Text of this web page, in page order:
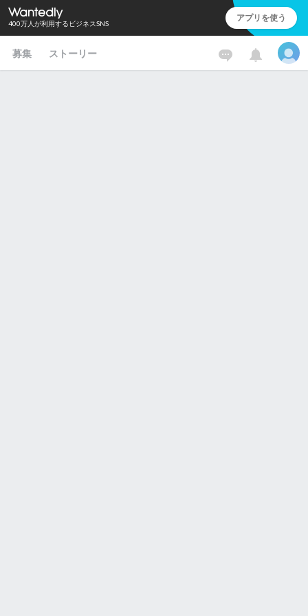
400万人が利用するビジネスSNS アプリを使う
募集 ストーリー